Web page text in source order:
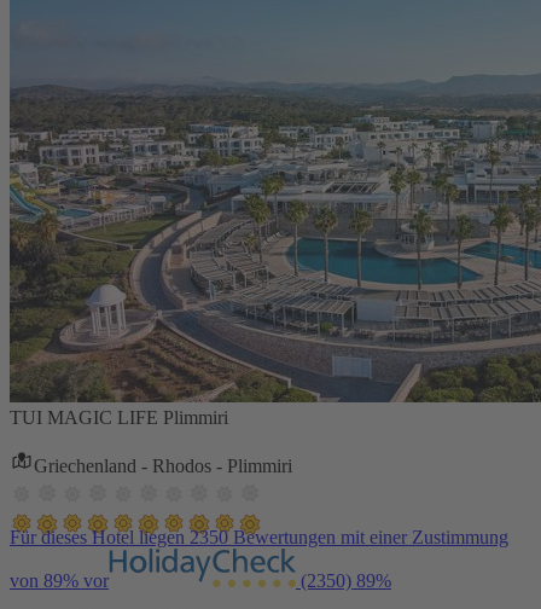
TUI MAGIC LIFE Plimmiri
Griechenland - Rhodos - Plimmiri
Für dieses Hotel liegen 2350 Bewertungen mit einer Zustimmung
von 89% vor (2350) 89%